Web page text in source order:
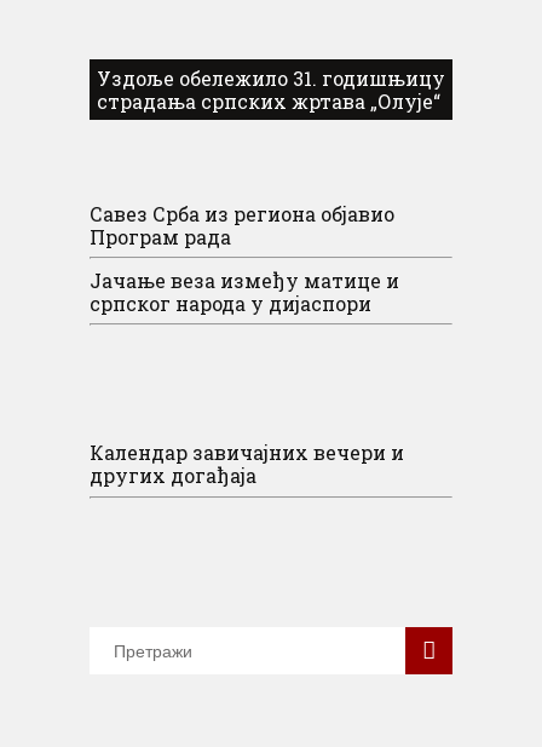
Уздоље обележило 31. годишњицу
страдања српских жртава „Олује“
Савез Срба из региона објавио
Програм рада
Јачање веза између матице и
српског народа у дијаспори
Календар завичајних вечери и
других догађаја